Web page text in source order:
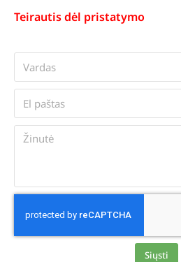
Teirautis dėl pristatymo
Siųsti